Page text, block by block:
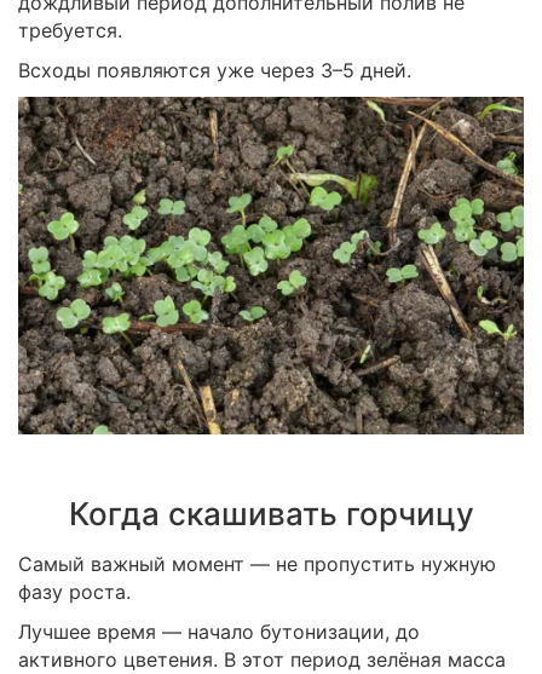
требуется.
Всходы появляются уже через 3–5 дней.
Когда скашивать горчицу
Самый важный момент — не пропустить нужную
фазу роста.
Лучшее время — начало бутонизации, до
активного цветения. В этот период зелёная масса